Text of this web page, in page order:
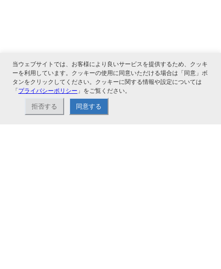
関連サービス
当ウェブサイトでは、お客様により良いサービスを提供するため、クッキ
ーを利用しています。クッキーの使用に同意いただける場合は「同意」ボ
タンをクリックしてください。クッキーに関する情報や設定については
「プライバシーポリシー 」をご覧ください。
拒否する 同意する